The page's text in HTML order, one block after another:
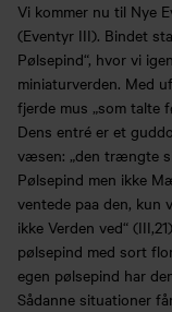
Vi kommer nu til Nye
(Eventyr III). Bindet
Pølsepind“, hvor vi
miniaturverden. Med
fjerde mus „som talte
Dens entré er et
væsen: „den trængte
Pølsepind men ikke
ventede paa den, kun
ikke Verden ved“
pølsepind med sort
egen pølsepind har
Sådanne situationer